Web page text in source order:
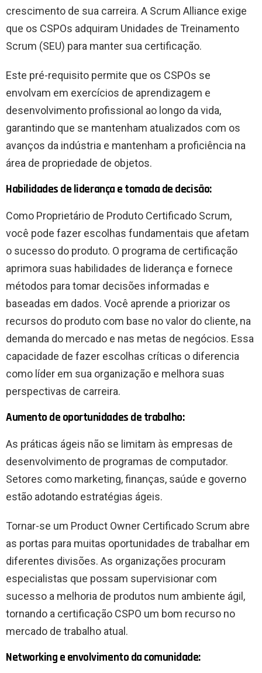
crescimento de sua carreira. A Scrum Alliance exige
que os CSPOs adquiram Unidades de Treinamento
Scrum (SEU) para manter sua certificação.
Este pré-requisito permite que os CSPOs se
envolvam em exercícios de aprendizagem e
desenvolvimento profissional ao longo da vida,
garantindo que se mantenham atualizados com os
avanços da indústria e mantenham a proficiência na
área de propriedade de objetos.
Habilidades de liderança e tomada de decisão:
Como Proprietário de Produto Certificado Scrum,
você pode fazer escolhas fundamentais que afetam
o sucesso do produto. O programa de certificação
aprimora suas habilidades de liderança e fornece
métodos para tomar decisões informadas e
baseadas em dados. Você aprende a priorizar os
recursos do produto com base no valor do cliente, na
demanda do mercado e nas metas de negócios. Essa
capacidade de fazer escolhas críticas o diferencia
como líder em sua organização e melhora suas
perspectivas de carreira.
Aumento de oportunidades de trabalho:
As práticas ágeis não se limitam às empresas de
desenvolvimento de programas de computador.
Setores como marketing, finanças, saúde e governo
estão adotando estratégias ágeis.
Tornar-se um Product Owner Certificado Scrum abre
as portas para muitas oportunidades de trabalhar em
diferentes divisões. As organizações procuram
especialistas que possam supervisionar com
sucesso a melhoria de produtos num ambiente ágil,
tornando a certificação CSPO um bom recurso no
mercado de trabalho atual.
Networking e envolvimento da comunidade: